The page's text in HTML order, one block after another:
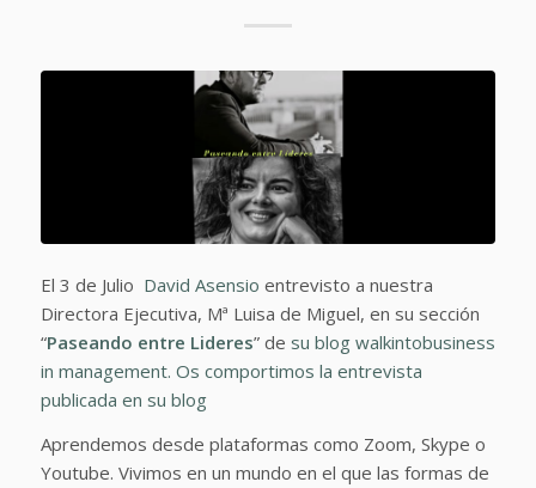
El 3 de Julio David Asensio entrevisto a nuestra
Directora Ejecutiva, Mª Luisa de Miguel, en su sección
“Paseando entre Lideres” de su blog walkintobusiness
in management. Os comportimos la entrevista
publicada en su blog
Aprendemos desde plataformas como Zoom, Skype o
Youtube. Vivimos en un mundo en el que las formas de